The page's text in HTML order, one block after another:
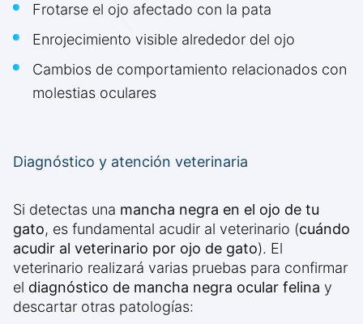
Frotarse el ojo afectado con la pata
Enrojecimiento visible alrededor del ojo
Cambios de comportamiento relacionados con
molestias oculares
Diagnóstico y atención veterinaria
Si detectas una mancha negra en el ojo de tu
gato, es fundamental acudir al veterinario (cuándo
acudir al veterinario por ojo de gato). El
veterinario realizará varias pruebas para confirmar
el diagnóstico de mancha negra ocular felina y
descartar otras patologías: